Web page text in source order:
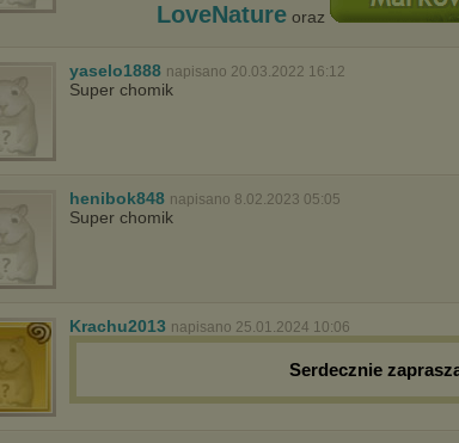
LoveNature oraz
yaselo1888 napisano 20.03.2022 16:12
Super chomik
henibok848 napisano 8.02.2023 05:05
Super chomik
Krachu2013 napisano 25.01.2024 10:06
Serdecznie